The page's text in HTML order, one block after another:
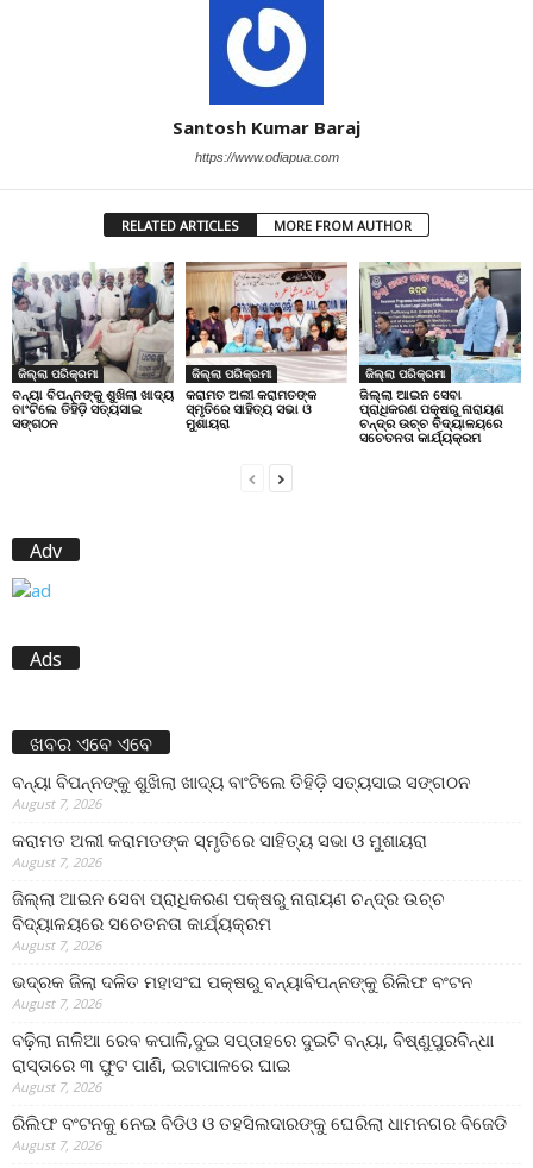
Santosh Kumar Baraj
https://www.odiapua.com
RELATED ARTICLES MORE FROM AUTHOR
ଜିଲ୍ଲା ପରିକ୍ରମା
ବନ୍ୟା ବିପନ୍ନଙ୍କୁ ଶୁଖିଲା ଖାଦ୍ୟ
ବାଂଟିଲେ ତିହିଡି଼ ସତ୍ୟସାଇ
ସଙ୍ଗଠନ
ଜିଲ୍ଲା ପରିକ୍ରମା
କରାମତ ଅଲୀ କରାମତଙ୍କ
ସ୍ମୃତିରେ ସାହିତ୍ୟ ସଭା ଓ
ମୁଶାୟରା
ଜିଲ୍ଲା ପରିକ୍ରମା
ଜିଲ୍ଲା ଆଇନ ସେବା
ପ୍ରାଧିକରଣ ପକ୍ଷରୁ ନାରାୟଣ
ଚନ୍ଦ୍ର ଉଚ୍ଚ ବିଦ୍ୟାଳୟରେ
ସଚେତନତା କାର୍ଯ୍ୟକ୍ରମ
Adv
Ads
ଖବର ଏବେ ଏବେ
ବନ୍ୟା ବିପନ୍ନଙ୍କୁ ଶୁଖିଲା ଖାଦ୍ୟ ବାଂଟିଲେ ତିହିଡି଼ ସତ୍ୟସାଇ ସଙ୍ଗଠନ
August 7, 2026
କରାମତ ଅଲୀ କରାମତଙ୍କ ସ୍ମୃତିରେ ସାହିତ୍ୟ ସଭା ଓ ମୁଶାୟରା
August 7, 2026
ଜିଲ୍ଲା ଆଇନ ସେବା ପ୍ରାଧିକରଣ ପକ୍ଷରୁ ନାରାୟଣ ଚନ୍ଦ୍ର ଉଚ୍ଚ
ବିଦ୍ୟାଳୟରେ ସଚେତନତା କାର୍ଯ୍ୟକ୍ରମ
August 7, 2026
ଭଦ୍ରକ ଜିଲା ଦଳିତ ମହାସଂଘ ପକ୍ଷରୁ ବନ୍ୟାବିପନ୍ନଙ୍କୁ ରିଲିଫ ବଂଟନ
August 7, 2026
ବଢ଼ିଲା ନାଳିଆ ରେବ କପାଳି,ଦୁଇ ସପ୍ତାହରେ ଦୁଇଟି ବନ୍ୟା, ବିଷ୍ଣୁପୁରବିନ୍ଧା
ରାସ୍ତାରେ ୩ ଫୁଟ ପାଣି, ଇଟାପାଳରେ ଘାଇ
August 7, 2026
ରିଲିଫ ବଂଟନକୁ ନେଇ ବିଡିଓ ଓ ତହସିଲଦାରଙ୍କୁ ଘେରିଲା ଧାମନଗର ବିଜେଡି
August 7, 2026